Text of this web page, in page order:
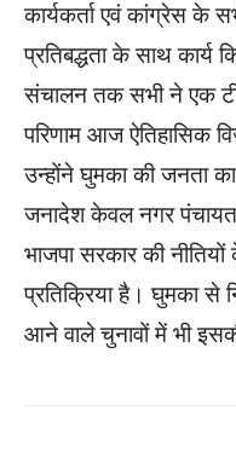
कार्यकर्ता एवं कांग्रेस के
प्रतिबद्धता के साथ
संचालन तक सभी ने एक
परिणाम आज ऐतिहासिक
उन्होंने घुमका की जनता
जनादेश केवल नगर पंचायत
भाजपा सरकार की
प्रतिक्रिया है। घुमका
आने वाले चुनावों में भी